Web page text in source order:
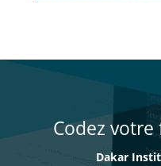
Codez
Dakar